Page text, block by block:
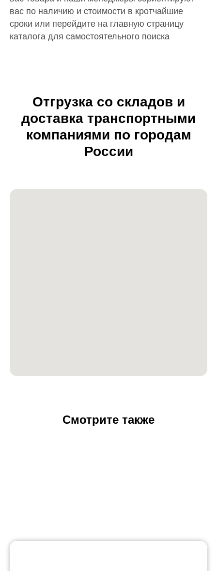
вас по наличию и стоимости в кротчайшие
сроки или перейдите на главную страницу
каталога для самостоятельного поиска
Отгрузка со складов и
доставка транспортными
компаниями по городам
России
Смотрите также